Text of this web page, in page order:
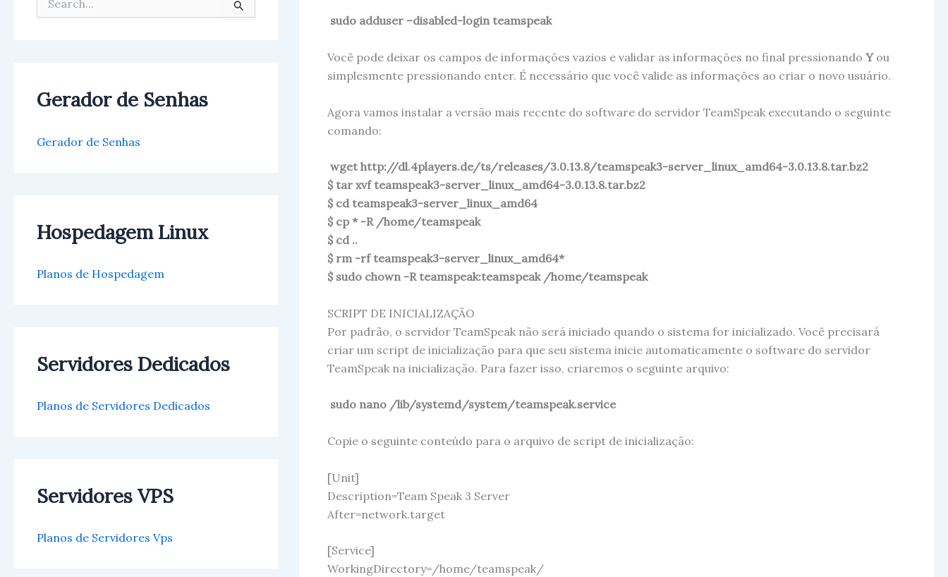
a
r
o
Gerador de Senhas
Gerador de Senhas
Hospedagem Linux
Planos de Hospedagem
Servidores Dedicados
Planos de Servidores Dedicados
Servidores VPS
Planos de Servidores Vps
sudo adduser –disabled-login teamspeak
Você pode deixar os campos de informações vazios e validar as informações no final pressionandoYou
simplesmente pressionando enter. É necessário que você valide as informações ao criar o novo usuário.
Agora vamos instalar a versão mais recente do software do servidor TeamSpeak executando o seguinte
comando:
wget http://dl.4players.de/ts/releases/3.0.13.8/teamspeak3-server_linux_amd64-3.0.13.8.tar.bz2
$ tar xvf teamspeak3-server_linux_amd64-3.0.13.8.tar.bz2
$ cd teamspeak3-server_linux_amd64
$ cp * -R /home/teamspeak
$ cd ..
$ rm -rf teamspeak3-server_linux_amd64*
$ sudo chown -R teamspeak:teamspeak /home/teamspeak
SCRIPT DE INICIALIZAÇÃO
Por padrão, o servidor TeamSpeak não será iniciado quando o sistema for inicializado. Você precisará
criar um script de inicialização para que seu sistema inicie automaticamente o software do servidor
TeamSpeak na inicialização. Para fazer isso, criaremos o seguinte arquivo:
sudo nano /lib/systemd/system/teamspeak.service
Copie o seguinte conteúdo para o arquivo de script de inicialização:
[Unit]
Description=Team Speak 3 Server
After=network.target
[Service]
WorkingDirectory=/home/teamspeak/